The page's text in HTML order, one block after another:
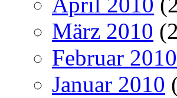
März 2010
Februar 2010
Januar 2010